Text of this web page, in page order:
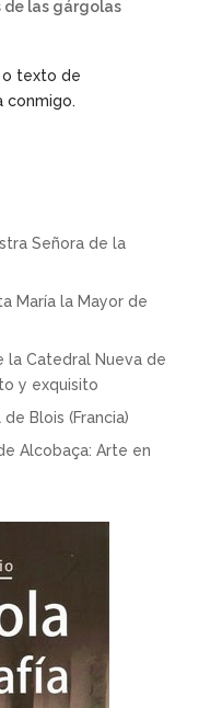
de las gárgolas
o texto de
conmigo.
Señora de la
María la Mayor de
Catedral Nueva de
y exquisito
Blois (Francia)
Alcobaça: Arte en